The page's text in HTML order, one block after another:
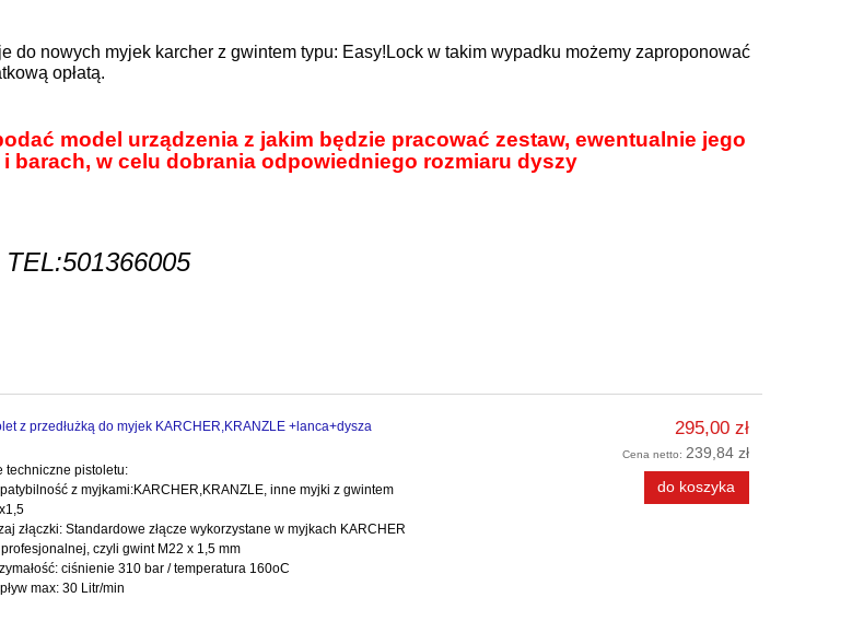
do nowych myjek karcher z gwintem typu: Easy!Lock w takim wypadku możemy zaproponować
opłatą.
model urządzenia z jakim będzie pracować zestaw, ewentualnie jego
barach, w celu dobrania odpowiedniego rozmiaru dyszy
TEL:501366005
z przedłużką do myjek KARCHER,KRANZLE +lanca+dysza
techniczne pistoletu:
z myjkami:KARCHER,KRANZLE, inne myjki z gwintem
złączki: Standardowe złącze wykorzystane w myjkach KARCHER
czyli gwint M22 x 1,5 mm
ciśnienie 310 bar / temperatura 160oC
max: 30 Litr/min
295,00 zł
Cena netto: 239,84 zł
do koszyka